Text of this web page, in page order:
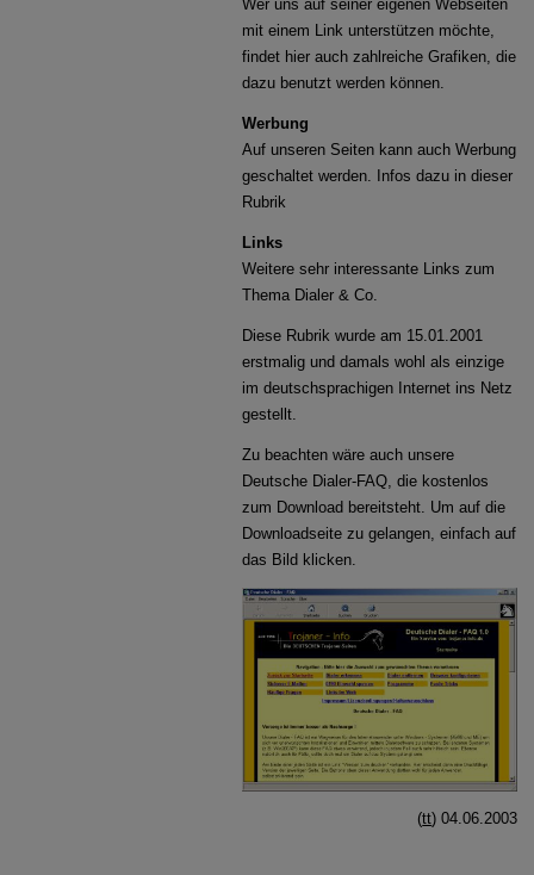
Wer uns auf seiner eigenen Webseiten
mit einem Link unterstützen möchte,
findet hier auch zahlreiche Grafiken, die
dazu benutzt werden können.
Werbung
Auf unseren Seiten kann auch Werbung
geschaltet werden. Infos dazu in dieser
Rubrik
Links
Weitere sehr interessante Links zum
Thema Dialer & Co.
Diese Rubrik wurde am 15.01.2001
erstmalig und damals wohl als einzige
im deutschsprachigen Internet ins Netz
gestellt.
Zu beachten wäre auch unsere
Deutsche Dialer-FAQ, die kostenlos
zum Download bereitsteht. Um auf die
Downloadseite zu gelangen, einfach auf
das Bild klicken.
(tt) 04.06.2003